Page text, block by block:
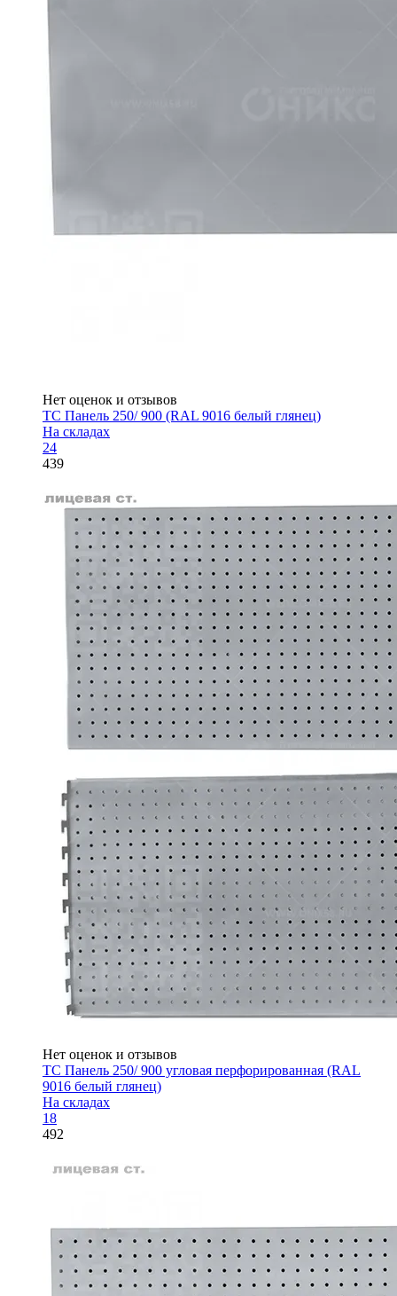
Нет оценок и отзывов
ТС Панель 250/ 900 (RAL 9016 белый глянец)
На складах
24
439
Нет оценок и отзывов
ТС Панель 250/ 900 угловая перфорированная (RAL
9016 белый глянец)
На складах
18
492